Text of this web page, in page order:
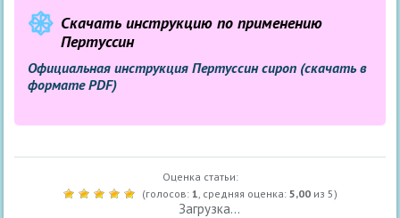
Скачать инструкцию по применению
Пертуссин
Официальная инструкция Пертуссин сироп (скачать в
формате PDF)
Оценка статьи:
(голосов: 1, средняя оценка: 5,00из 5)
Загрузка...